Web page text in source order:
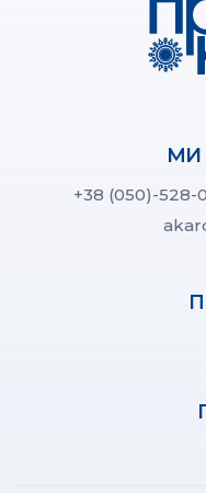
МИ
+38 (050)-528-